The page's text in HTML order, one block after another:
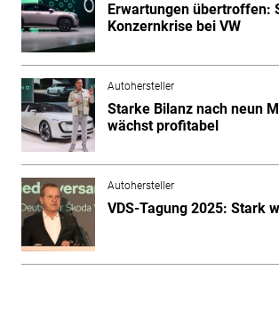
Erwartungen übertroffen:
Konzernkrise bei VW
Autohersteller
Starke Bilanz nach neun
wächst profitabel
Autohersteller
VDS-Tagung 2025: Stark